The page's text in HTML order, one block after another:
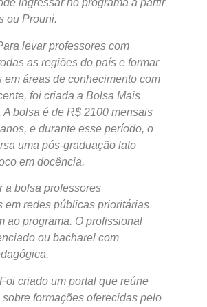
ingressar no programa a partir
ou Prouni.
levar professores com
as regiões do país e formar
em áreas de conhecimento com
foi criada a Bolsa Mais
A bolsa é de R$ 2100 mensais
e durante esse período, o
uma pós-graduação lato
em docência.
a bolsa professores
em redes públicas prioritárias
ao programa. O profissional
ou bacharel com
Foi criado um portal que reúne
formações oferecidas pelo